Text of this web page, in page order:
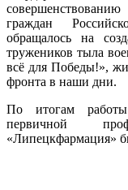
граждан
обращалось на
тружеников тыла
всё для Победы!»,
фронта в наши дни.
По итогам работы
первичной
«Липецкфармация»